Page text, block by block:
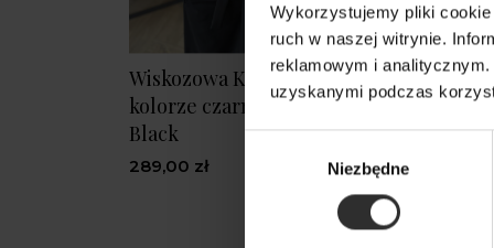
Wykorzystujemy pliki
ruch w naszej witrynie.
reklamowym i
uzyskanymi podczas
Niezbędne
Wiskozowa Kamizelka w
kolorze czarnym Olena
Black
289,00 zł
Czarna
rękawem
279,00 zł